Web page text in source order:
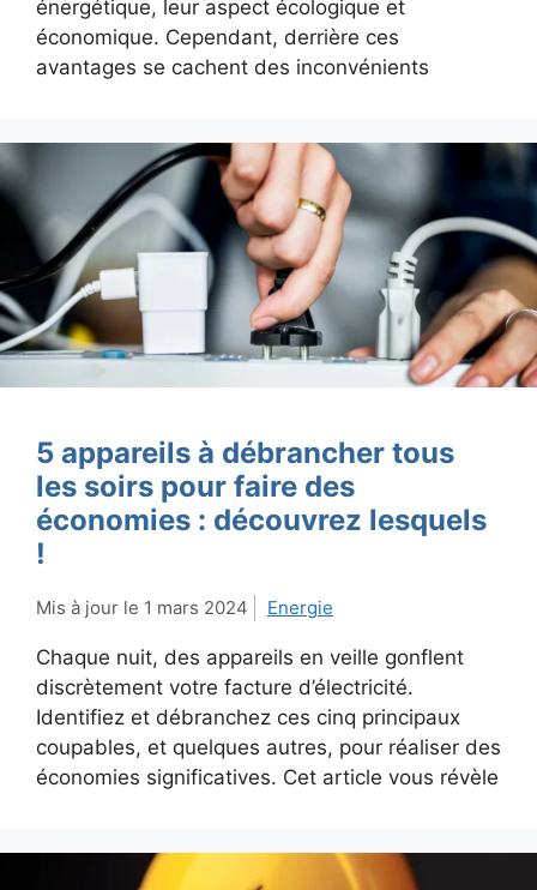
énergétique, leur aspect écologique et
économique. Cependant, derrière ces
avantages se cachent des inconvénients
5 appareils à débrancher tous
les soirs pour faire des
économies : découvrez lesquels
!
1 mars 2024 Energie
Chaque nuit, des appareils en veille gonflent
discrètement votre facture d’électricité.
Identifiez et débranchez ces cinq principaux
coupables, et quelques autres, pour réaliser des
économies significatives. Cet article vous révèle